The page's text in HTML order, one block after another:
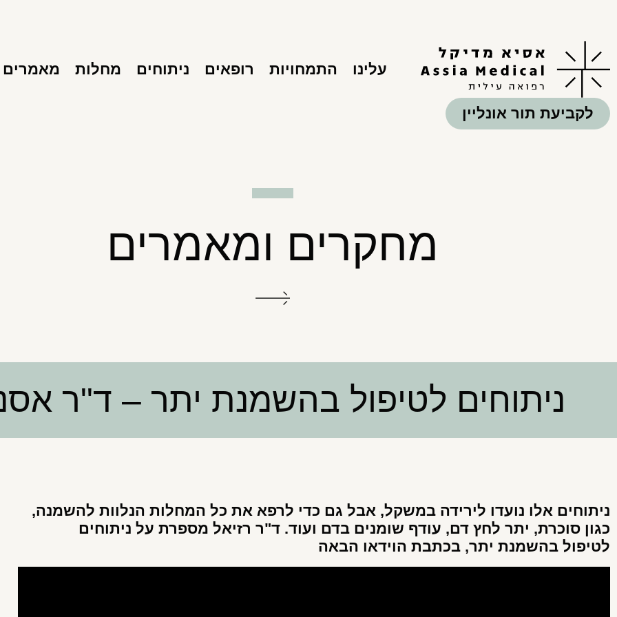
עלינו התמחויות רופאים ניתוחים מחלות מאמרים
לקביעת תור אונליין
מחקרים ומאמרים
ניתוחים לטיפול בהשמנת יתר – ד"ר
ניתוחים אלו נועדו לירידה במשקל, אבל גם כדי לרפא את כל המחלות הנלוות להשמנה,
כגון סוכרת, יתר לחץ דם, עודף שומנים בדם ועוד. ד"ר רזיאל מספרת על ניתוחים
לטיפול בהשמנת יתר, בכתבת הוידאו הבאה